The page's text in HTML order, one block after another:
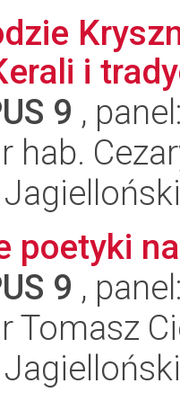
i
9 ,
hab.
poetyki
9 ,
Tomasz